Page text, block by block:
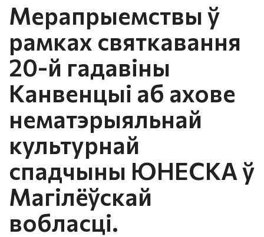
Мерапрыемствы ў
рамках святкавання
20-й гадавіны
Канвенцыі аб ахове
нематэрыяльнай
культурнай
спадчыны ЮНЕСКА ў
Магілёўскай
вобласці.